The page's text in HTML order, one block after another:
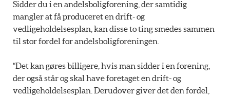
Sidder du i en andelsboligforening, der samtidig
mangler at få produceret en drift- og
vedligeholdelsesplan, kan disse to ting smedes sammen
til stor fordel for andelsboligforeningen.
“Det kan gøres billigere, hvis man sidder i en forening,
der også står og skal have foretaget en drift- og
vedligeholdelsesplan. Derudover giver det den fordel,